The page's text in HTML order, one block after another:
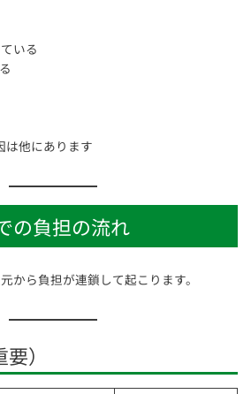
いる
は他にあります
の負担の流れ
から負担が連鎖して起こります。
）